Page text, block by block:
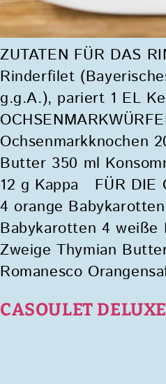
ZUTATEN FÜR DAS
Rinderfilet
g.g.A.), pariert 1 EL
Ochsenmarkknochen
Butter 350 ml
12 g Kappa FÜR DIE
4 orange
Babykarotten 4 weiße
Zweige Thymian
Romanesco
CASOULET DELUXE